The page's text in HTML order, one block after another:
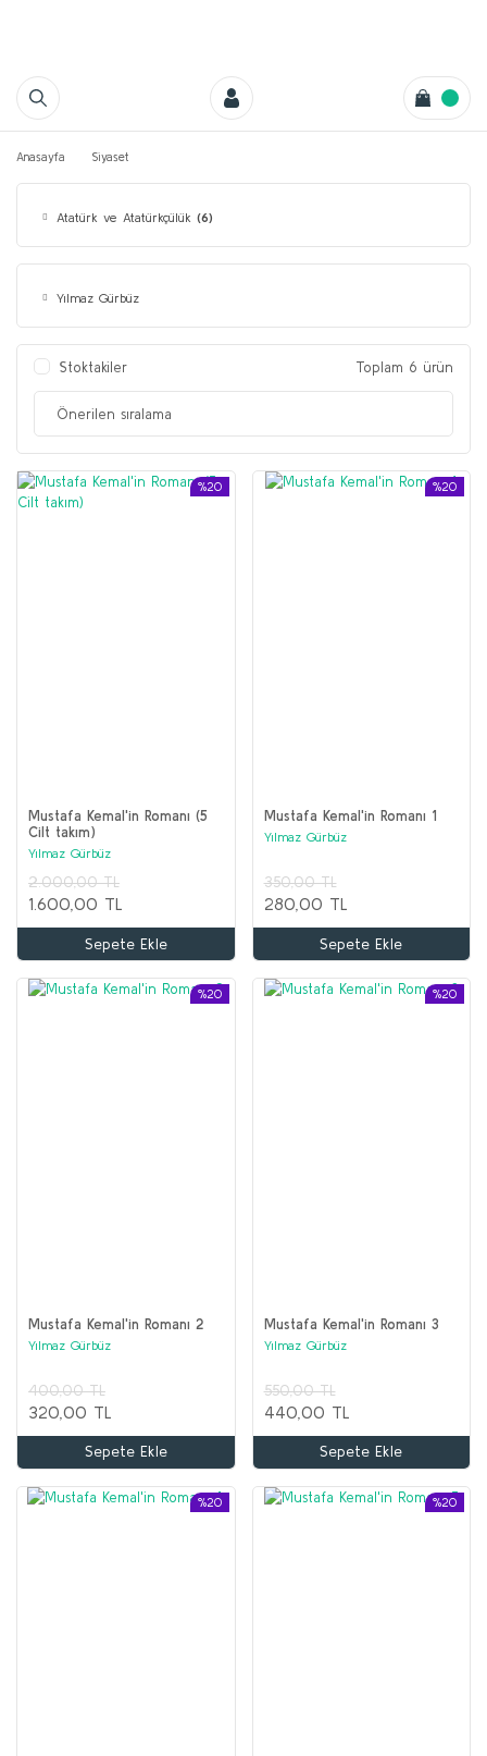
Anasayfa Siyaset
Atatürk ve Atatürkçülük (6)
Yılmaz Gürbüz
Stoktakiler Toplam 6 ürün
%20
Mustafa Kemal'in Romanı (5
Cilt takım)
Yılmaz Gürbüz
2.000,00 TL
1.600,00 TL
Sepete Ekle
%20
Mustafa Kemal'in Romanı 1
Yılmaz Gürbüz
350,00 TL
280,00 TL
Sepete Ekle
%20
Mustafa Kemal'in Romanı 2
Yılmaz Gürbüz
400,00 TL
320,00 TL
Sepete Ekle
%20
Mustafa Kemal'in Romanı 3
Yılmaz Gürbüz
550,00 TL
440,00 TL
Sepete Ekle
%20 %20